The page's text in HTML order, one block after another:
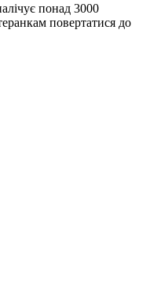
понад 3000
повертатися до